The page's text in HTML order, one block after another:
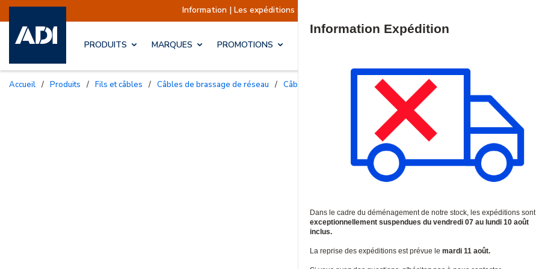
Information | Les expéditions sont actuellement suspendues Reprise prévue le mardi 11
PRODUITS MARQUES PROMOTIONS
Accueil / Produits / Fils et câbles / Câbles de brassage de réseau / Câbles de brassage catégorie 6A